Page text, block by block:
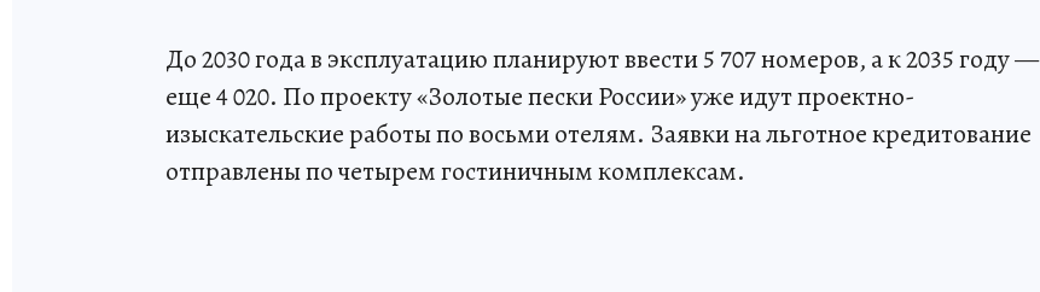
До 2030 года в эксплуатацию планируют ввести 5 707 номеров, а к 2035 году —
еще 4 020. По проекту «Золотые пески России» уже идут проектно-
изыскательские работы по восьми отелям. Заявки на льготное кредитование
отправлены по четырем гостиничным комплексам.